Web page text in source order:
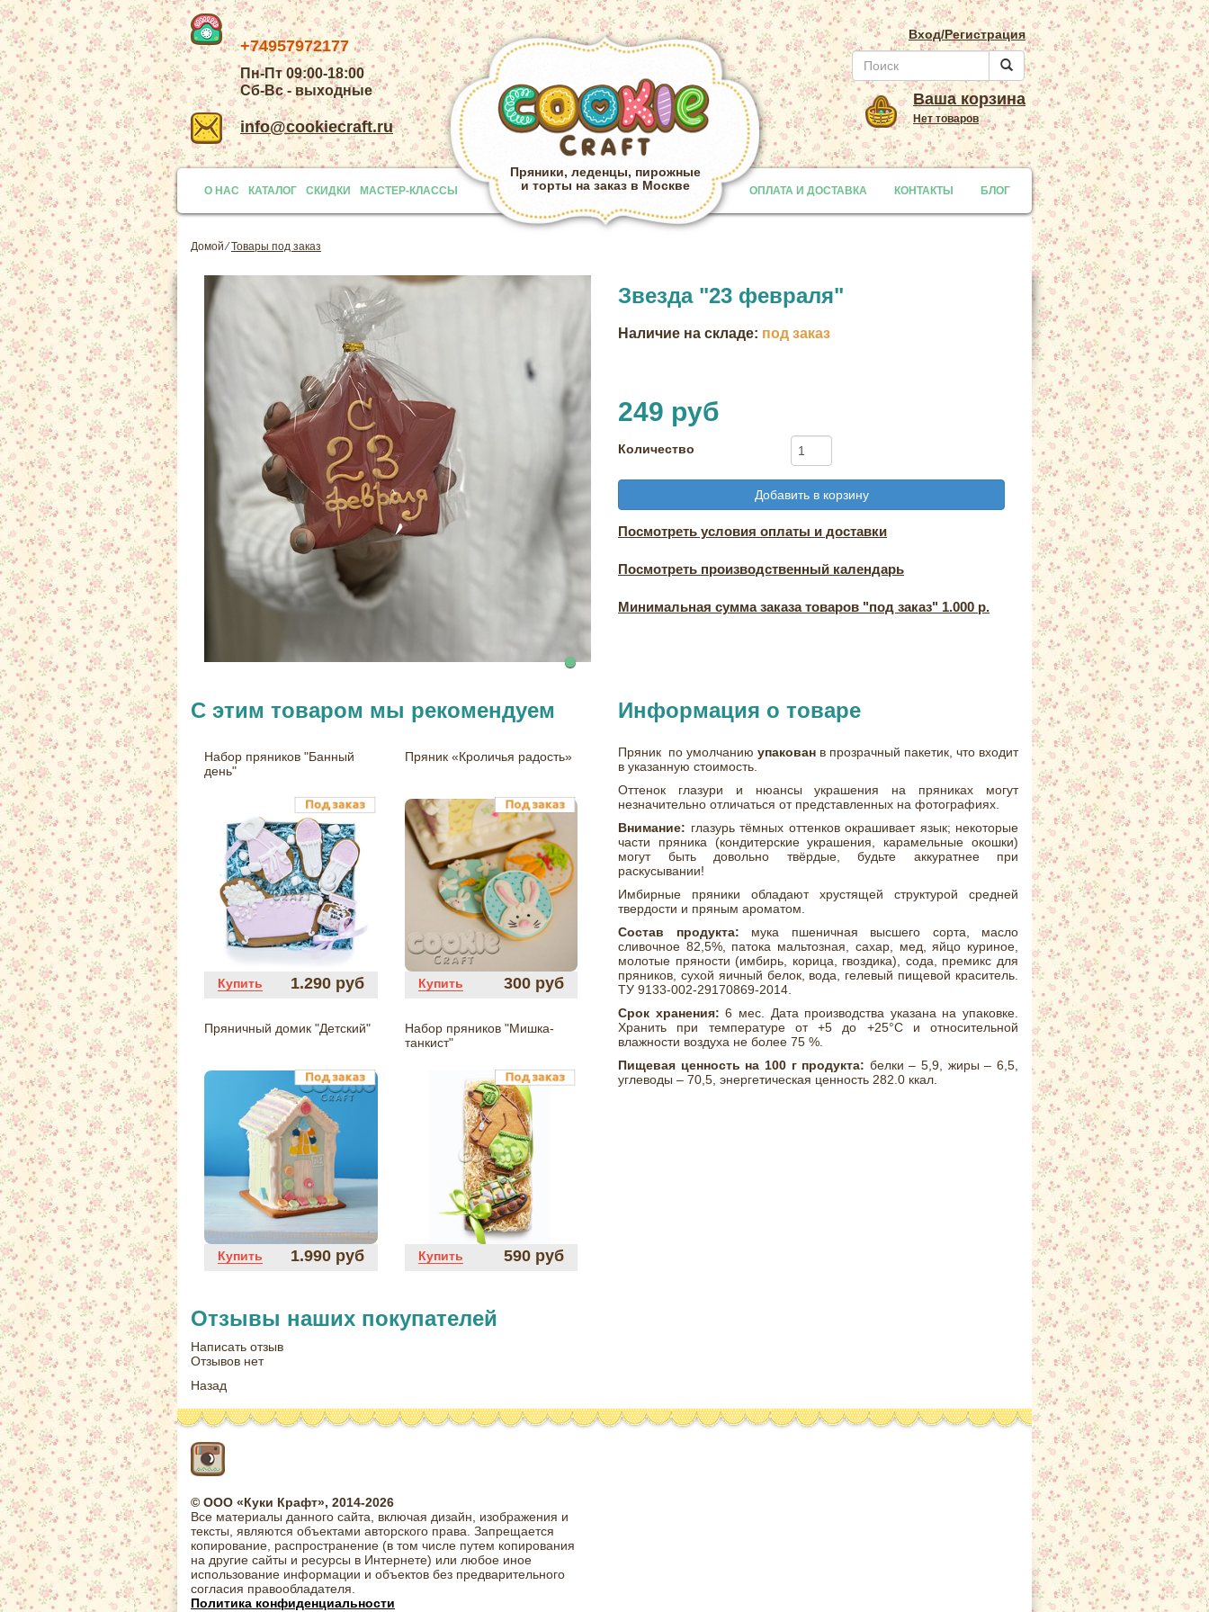
+74957972177
Пн-Пт 09:00-18:00
Сб-Вс - выходные
info@cookiecraft.ru
Вход/Регистрация
Ваша корзина
Нет товаров
Пряники, леденцы, пирожные
и торты на заказ в Москве
О НАС КАТАЛОГ СКИДКИ МАСТЕР-КЛАССЫ ОПЛАТА И ДОСТАВКА КОНТАКТЫ БЛОГ
Provided by
Домой⁄Товары под заказ
Звезда "23 февраля"
Наличие на складе: под заказ
249 руб
Количество
Добавить в корзину
Посмотреть условия оплаты и доставки
Посмотреть производственный календарь
Минимальная сумма заказа товаров "под заказ" 1.000 р.
С этим товаром мы рекомендуем
Набор пряников "Банный
день"
Купить 1.290 руб
Пряник «Кроличья радость»
Купить 300 руб
Пряничный домик "Детский"
Купить 1.990 руб
Набор пряников "Мишка-
танкист"
Купить 590 руб
Информация о товаре
Пряник по умолчанию упакован в прозрачный пакетик, что входит
в указанную стоимость.
Оттенок глазури и нюансы украшения на пряниках могут
незначительно отличаться от представленных на фотографиях.
Внимание: глазурь тёмных оттенков окрашивает язык; некоторые
части пряника (кондитерские украшения, карамельные окошки)
могут быть довольно твёрдые, будьте аккуратнее при
раскусывании!
Имбирные пряники обладают хрустящей структурой средней
твердости и пряным ароматом.
Состав продукта: мука пшеничная высшего сорта, масло
сливочное 82,5%, патока мальтозная, сахар, мед, яйцо куриное,
молотые пряности (имбирь, корица, гвоздика), сода, премикс для
пряников, сухой яичный белок, вода, гелевый пищевой краситель.
ТУ 9133-002-29170869-2014.
Срок хранения:6 мес. Дата производства указана на упаковке.
Хранить при температуре от +5 до +25°С и относительной
влажности воздуха не более 75 %.
Пищевая ценность на 100 г продукта: белки – 5,9, жиры – 6,5,
углеводы – 70,5, энергетическая ценность 282.0 ккал.
Отзывы наших покупателей
Написать отзыв
Отзывов нет
Назад
© ООО «Куки Крафт», 2014-2026
Все материалы данного сайта, включая дизайн, изображения и
тексты, являются объектами авторского права. Запрещается
копирование, распространение (в том числе путем копирования
на другие сайты и ресурсы в Интернете) или любое иное
использование информации и объектов без предварительного
согласия правообладателя.
Политика конфиденциальности